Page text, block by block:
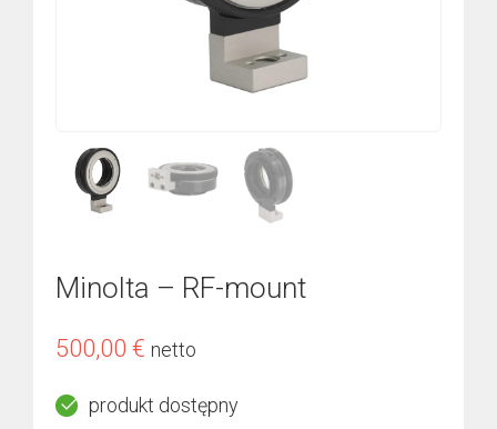
Minolta – RF-mount
500,00 € netto
produkt dostępny